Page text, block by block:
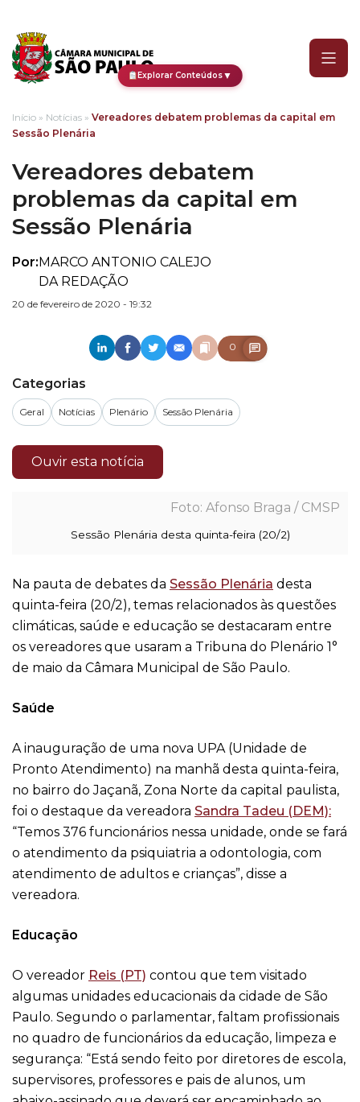
Explorar Conteúdos▼
Início » Notícias » Vereadores debatem problemas da capital em
Sessão Plenária
Vereadores debatem
problemas da capital em
Sessão Plenária
Por:MARCO ANTONIO CALEJO
DA REDAÇÃO
20 de fevereiro de 2020 - 19:32
0
Categorias
Geral Notícias Plenário Sessão Plenária
Ouvir esta notícia
Afonso Braga / CMSP
Sessão Plenária desta quinta-feira (20/2)
Na pauta de debates da Sessão Plenária desta
quinta-feira (20/2), temas relacionados às questões
climáticas, saúde e educação se destacaram entre
os vereadores que usaram a Tribuna do Plenário 1°
de maio da Câmara Municipal de São Paulo.
Saúde
A inauguração de uma nova UPA (Unidade de
Pronto Atendimento) na manhã desta quinta-feira,
no bairro do Jaçanã, Zona Norte da capital paulista,
foi o destaque da vereadora Sandra Tadeu (DEM):
“Temos 376 funcionários nessa unidade, onde se fará
o atendimento da psiquiatria a odontologia, com
atendimento de adultos e crianças”, disse a
vereadora.
Educação
O vereador Reis (PT) contou que tem visitado
algumas unidades educacionais da cidade de São
Paulo. Segundo o parlamentar, faltam profissionais
no quadro de funcionários da educação, limpeza e
segurança: “Está sendo feito por diretores de escola,
supervisores, professores e pais de alunos, um